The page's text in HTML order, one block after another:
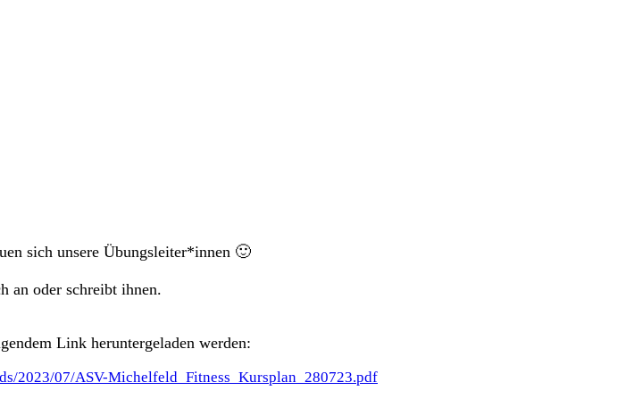
sich unsere Übungsleiter*innen 🙂
an oder schreibt ihnen.
Link heruntergeladen werden:
2023/07/ASV-Michelfeld_Fitness_Kursplan_280723.pdf